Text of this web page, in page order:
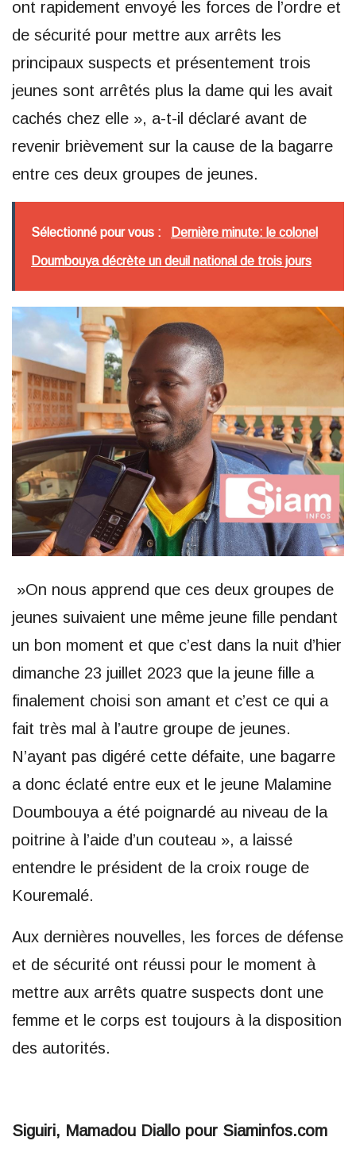
ont rapidement envoyé les forces de l’ordre et
de sécurité pour mettre aux arrêts les
principaux suspects et présentement trois
jeunes sont arrêtés plus la dame qui les avait
cachés chez elle », a-t-il déclaré avant de
revenir brièvement sur la cause de la bagarre
entre ces deux groupes de jeunes.
Sélectionné pour vous : Dernière minute: le colonel
Doumbouya décrète un deuil national de trois jours
»On nous apprend que ces deux groupes de
jeunes suivaient une même jeune fille pendant
un bon moment et que c’est dans la nuit d’hier
dimanche 23 juillet 2023 que la jeune fille a
finalement choisi son amant et c’est ce qui a
fait très mal à l’autre groupe de jeunes.
N’ayant pas digéré cette défaite, une bagarre
a donc éclaté entre eux et le jeune Malamine
Doumbouya a été poignardé au niveau de la
poitrine à l’aide d’un couteau », a laissé
entendre le président de la croix rouge de
Kouremalé.
Aux dernières nouvelles, les forces de défense
et de sécurité ont réussi pour le moment à
mettre aux arrêts quatre suspects dont une
femme et le corps est toujours à la disposition
des autorités.
Siguiri, Mamadou Diallo pour Siaminfos.com